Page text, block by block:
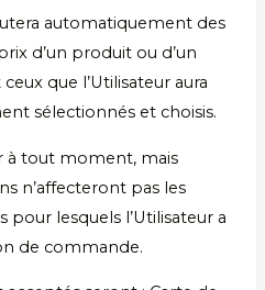
automatiquement des
d’un produit ou d’un
que l’Utilisateur aura
sélectionnés et choisis.
à tout moment, mais
n’affecteront pas les
lesquels l’Utilisateur a
de commande.